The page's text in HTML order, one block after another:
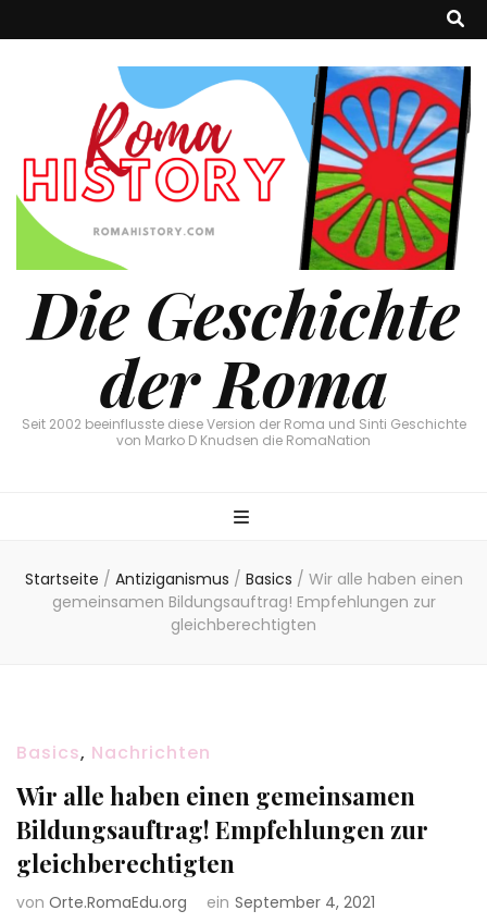
Die Geschichte
der Roma
Seit 2002 beeinflusste diese Version der Roma und Sinti Geschichte
von Marko D Knudsen die RomaNation
Startseite / Antiziganismus / Basics / Wir alle haben einen
gemeinsamen Bildungsauftrag! Empfehlungen zur
gleichberechtigten
Basics, Nachrichten
Wir alle haben einen gemeinsamen
Bildungsauftrag! Empfehlungen zur
gleichberechtigten
von Orte.RomaEdu.org ein September 4, 2021